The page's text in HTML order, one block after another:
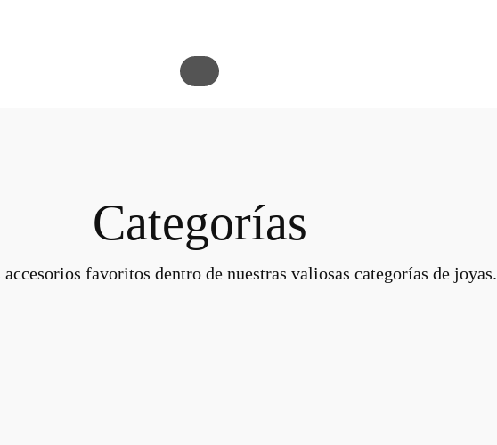
Categorías
accesorios favoritos dentro de nuestras valiosas categorías de joyas.